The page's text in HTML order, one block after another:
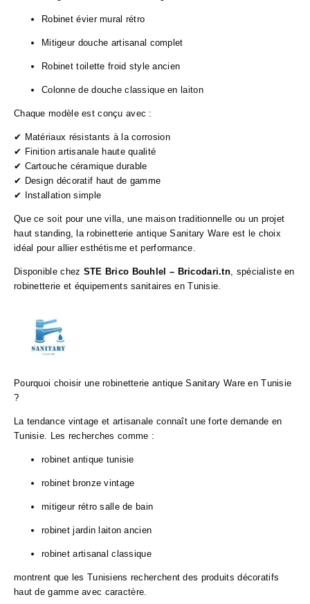
Robinet évier mural rétro
Mitigeur douche artisanal complet
Robinet toilette froid style ancien
Colonne de douche classique en laiton
Chaque modèle est conçu avec :
✔ Matériaux résistants à la corrosion
✔ Finition artisanale haute qualité
✔ Cartouche céramique durable
✔ Design décoratif haut de gamme
✔ Installation simple
Que ce soit pour une villa, une maison traditionnelle ou un projet
haut standing, la robinetterie antique Sanitary Ware est le choix
idéal pour allier esthétisme et performance.
Disponible chez STE Brico Bouhlel – Bricodari.tn, spécialiste en
robinetterie et équipements sanitaires en Tunisie.
Pourquoi choisir une robinetterie antique Sanitary Ware en Tunisie
?
La tendance vintage et artisanale connaît une forte demande en
Tunisie. Les recherches comme :
robinet antique tunisie
robinet bronze vintage
mitigeur rétro salle de bain
robinet jardin laiton ancien
robinet artisanal classique
montrent que les Tunisiens recherchent des produits décoratifs
haut de gamme avec caractère.